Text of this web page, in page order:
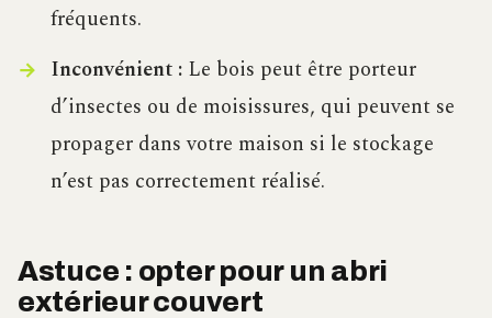
fréquents.
Inconvénient :Le bois peut être porteur
d’insectes ou de moisissures, qui peuvent se
propager dans votre maison si le stockage
n’est pas correctement réalisé.
Astuce : opter pour un abri
extérieur couvert